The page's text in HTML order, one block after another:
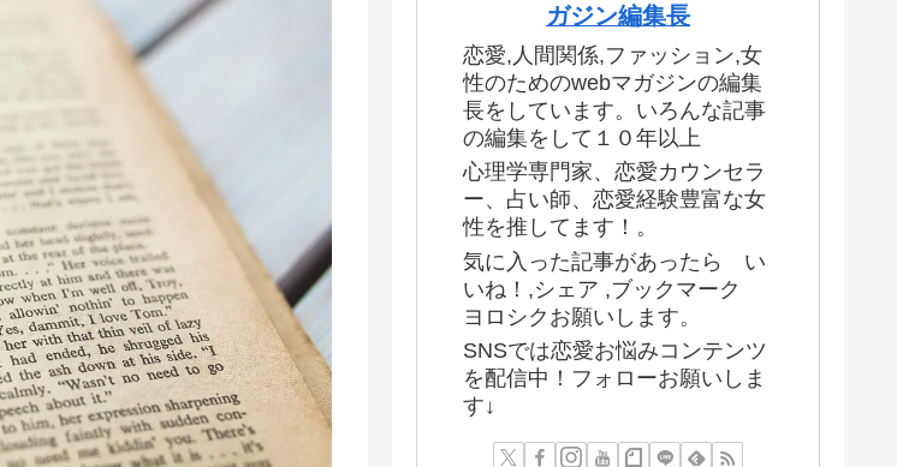
ガジン編集長
恋愛,人間関係,ファッション,女
性のためのwebマガジンの編集
長をしています。いろんな記事
の編集をして１０年以上
心理学専門家、恋愛カウンセラ
ー、占い師、恋愛経験豊富な女
性を推してます！。
気に入った記事があったら い
いね！,シェア ,ブックマーク
ヨロシクお願いします。
SNSでは恋愛お悩みコンテンツ
を配信中！フォローお願いしま
す↓